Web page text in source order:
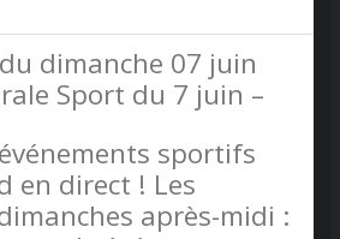
dimanche 07 juin
Sport du 7 juin –
sportifs
en direct ! Les
après-midi :